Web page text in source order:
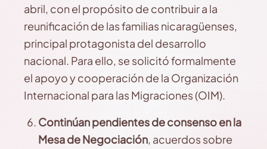
abril, con el propósito de contribuir a la
reunificación de las familias nicaragüenses,
principal protagonista del desarrollo
nacional. Para ello, se solicitó formalmente
el apoyo y cooperación de la Organización
Internacional para las Migraciones (OIM).
Continúan pendientes de consenso en la
Mesa de Negociación, acuerdos sobre